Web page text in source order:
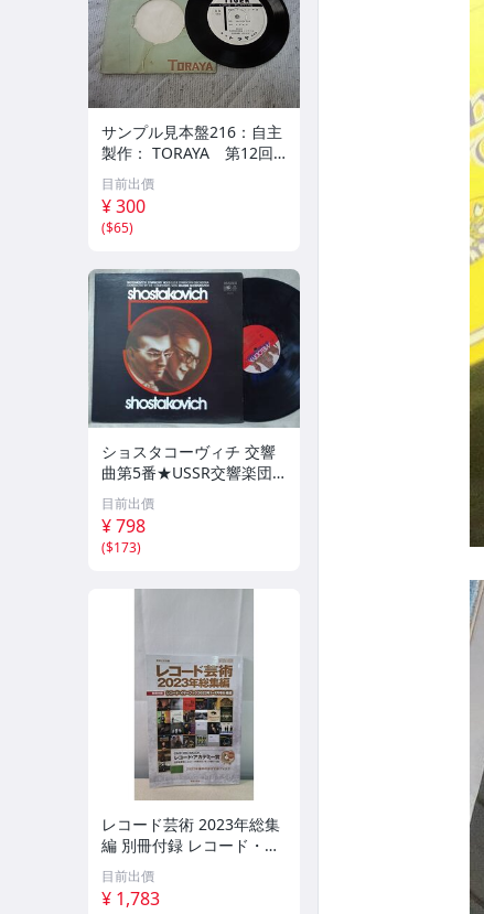
サンプル見本盤216：自主
製作： TORAYA 第12回
秋田県吹奏楽コンクール
シングルレコード
目前出價
¥ 300
($65)
ショスタコーヴィチ 交響
曲第5番★USSR交響楽団
★USA盤 EMI★3751RP
目前出價
¥ 798
($173)
レコード芸術 2023年総集
編 別冊付録 レコード・イ
ヤーブック2023年1~7月号
補遺 音楽之友社
目前出價
¥ 1,783